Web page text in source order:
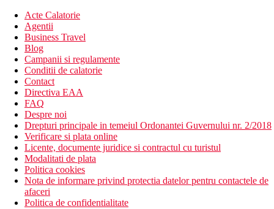
Acte Calatorie
Agentii
Business Travel
Blog
Campanii si regulamente
Conditii de calatorie
Contact
Directiva EAA
FAQ
Despre noi
Drepturi principale in temeiul Ordonantei Guvernului nr. 2/2018
Verificare si plata online
Licente, documente juridice si contractul cu turistul
Modalitati de plata
Politica cookies
Nota de informare privind protectia datelor pentru contactele de
afaceri
Politica de confidentialitate